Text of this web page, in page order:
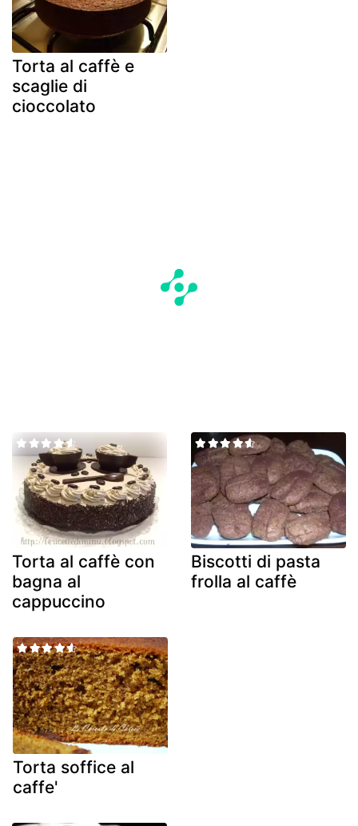
Torta al caffè e
scaglie di
cioccolato
Torta al caffè con
bagna al
cappuccino
Biscotti di pasta
frolla al caffè
Torta soffice al
caffe'